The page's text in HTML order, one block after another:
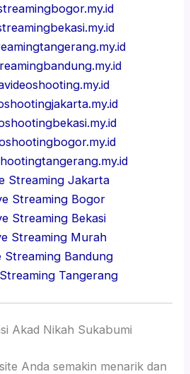
Streaming Jakarta
Streaming Bogor
Streaming Bekasi
Streaming Murah
Streaming Bandung
Tangerang
Akad Nikah Sukabumi
Anda semakin menarik dan